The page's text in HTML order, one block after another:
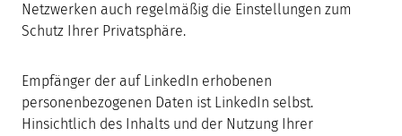
Netzwerken auch regelmäßig die Einstellungen zum
Schutz Ihrer Privatsphäre.
Empfänger der auf LinkedIn erhobenen
personenbezogenen Daten ist LinkedIn selbst.
Hinsichtlich des Inhalts und der Nutzung Ihrer